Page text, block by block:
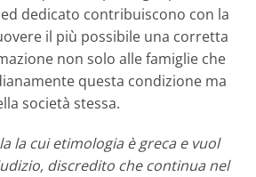
dedicato contribuiscono con la
il più possibile una corretta
non solo alle famiglie che
questa condizione ma
società stessa.
la cui etimologia è greca e vuol
discredito che continua nel